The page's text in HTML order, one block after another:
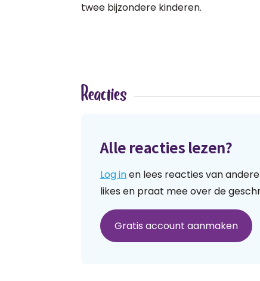
twee bijzondere kinderen.
Reacties
Alle reacties lezen?
Log inen lees reacties van
likes en praat mee over de
Gratis account aanmaken